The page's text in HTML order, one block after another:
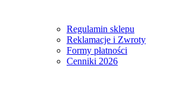
Regulamin sklepu
Reklamacje i Zwroty
Formy płatności
Cenniki 2026